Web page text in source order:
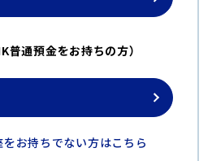
普通預金をお持ちの方）
お持ちでない方はこちら